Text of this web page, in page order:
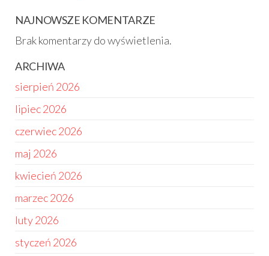
NAJNOWSZE KOMENTARZE
Brak komentarzy do wyświetlenia.
ARCHIWA
sierpień 2026
lipiec 2026
czerwiec 2026
maj 2026
kwiecień 2026
marzec 2026
luty 2026
styczeń 2026